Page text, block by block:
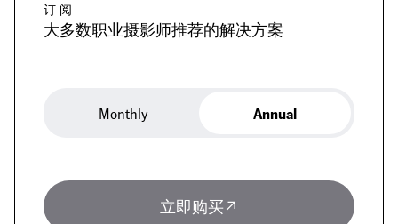
订阅
大多数职业摄影师推荐的解决方案
Monthly Annual
Annual
立即购买